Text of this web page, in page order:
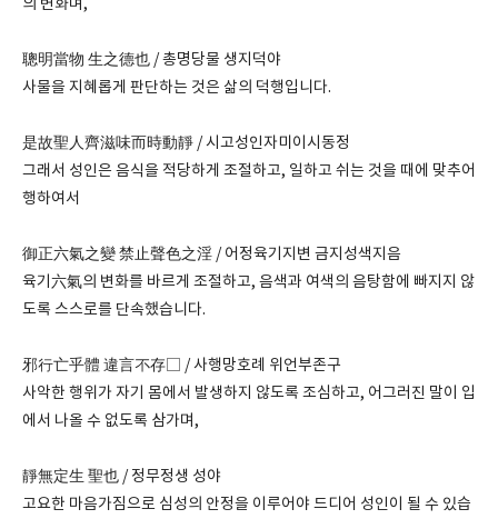
의 변화며,
聰明當物 生之德也 / 총명당물 생지덕야
사물을 지혜롭게 판단하는 것은 삶의 덕행입니다.
是故聖人齊滋味而時動靜 / 시고성인자미이시동정
그래서 성인은 음식을 적당하게 조절하고, 일하고 쉬는 것을 때에 맞추어
행하여서
御正六氣之變 禁止聲色之淫 / 어정육기지변 금지성색지음
육기六氣의 변화를 바르게 조절하고, 음색과 여색의 음탕함에 빠지지 않
도록 스스로를 단속했습니다.
邪行亡乎體 違言不存□ / 사행망호례 위언부존구
사악한 행위가 자기 몸에서 발생하지 않도록 조심하고, 어그러진 말이 입
에서 나올 수 없도록 삼가며,
靜無定生 聖也 / 정무정생 성야
고요한 마음가짐으로 심성의 안정을 이루어야 드디어 성인이 될 수 있습